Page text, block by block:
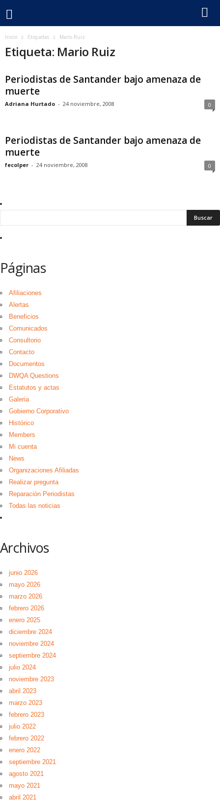
Inicio Etiquetas Mario Ruiz
Etiqueta: Mario Ruiz
Periodistas de Santander bajo amenaza de
muerte
Adriana Hurtado - 24 noviembre, 2008 0
Periodistas de Santander bajo amenaza de
muerte
fecolper - 24 noviembre, 2008 0
Páginas
Afiliaciones
Alertas
Beneficios
Comunicados
Consultorio
Contacto
Documentos
DWQA Questions
Estatutos y actas
Galeria
Gobierno Corporativo
Histórico
Members
Mi cuenta
News
Organizaciones Afiliadas
Realizar pregunta
Reparación Periodistas
Todas las noticias
Archivos
junio 2026
mayo 2026
marzo 2026
febrero 2026
enero 2025
diciembre 2024
noviembre 2024
septiembre 2024
julio 2024
noviembre 2023
abril 2023
marzo 2023
febrero 2023
julio 2022
febrero 2022
enero 2022
septiembre 2021
agosto 2021
mayo 2021
abril 2021